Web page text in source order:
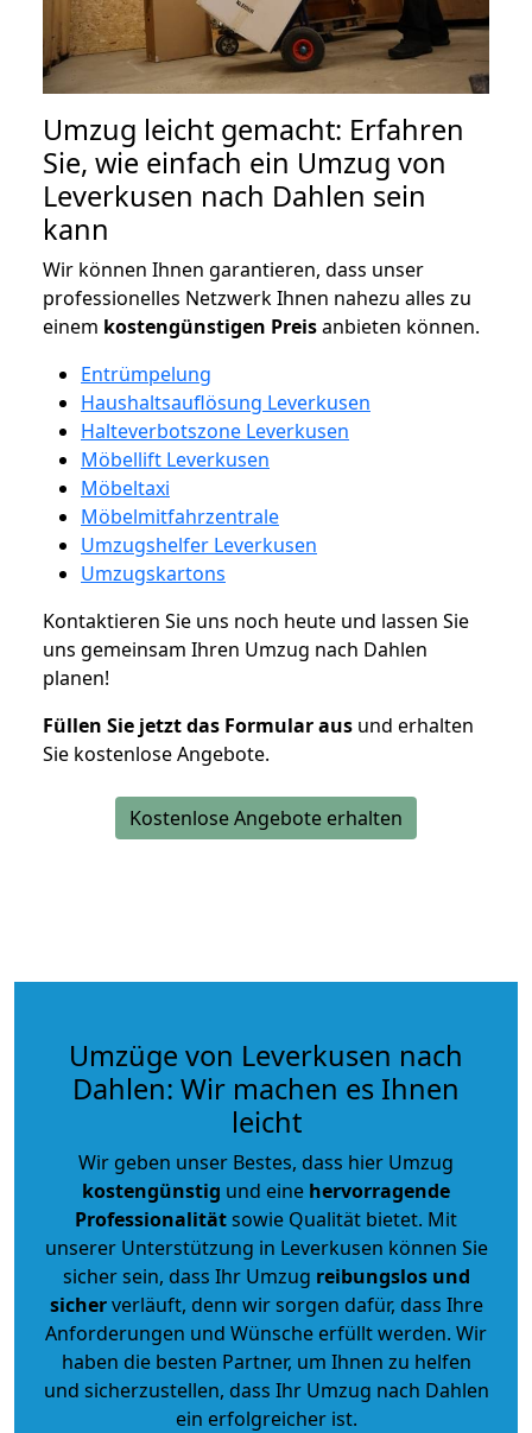
Umzug leicht gemacht: Erfahren
Sie, wie einfach ein Umzug von
Leverkusen nach Dahlen sein
kann
Wir können Ihnen garantieren, dass unser
professionelles Netzwerk Ihnen nahezu alles zu
einem kostengünstigen Preisanbieten können.
Entrümpelung
Haushaltsauflösung Leverkusen
Halteverbotszone Leverkusen
Möbellift Leverkusen
Möbeltaxi
Möbelmitfahrzentrale
Umzugshelfer Leverkusen
Umzugskartons
Kontaktieren Sie uns noch heute und lassen Sie
uns gemeinsam Ihren Umzug nach Dahlen
planen!
Füllen Sie jetzt das Formular aus und erhalten
Sie kostenlose Angebote.
Kostenlose Angebote erhalten
Umzüge von Leverkusen nach
Dahlen: Wir machen es Ihnen
leicht
Wir geben unser Bestes, dass hier Umzug
kostengünstig und eine hervorragende
Professionalitätsowie Qualität bietet. Mit
unserer Unterstützung in Leverkusen können Sie
sicher sein, dass Ihr Umzug reibungslos und
sicherverläuft, denn wir sorgen dafür, dass Ihre
Anforderungen und Wünsche erfüllt werden. Wir
haben die besten Partner, um Ihnen zu helfen
und sicherzustellen, dass Ihr Umzug nach Dahlen
ein erfolgreicher ist.